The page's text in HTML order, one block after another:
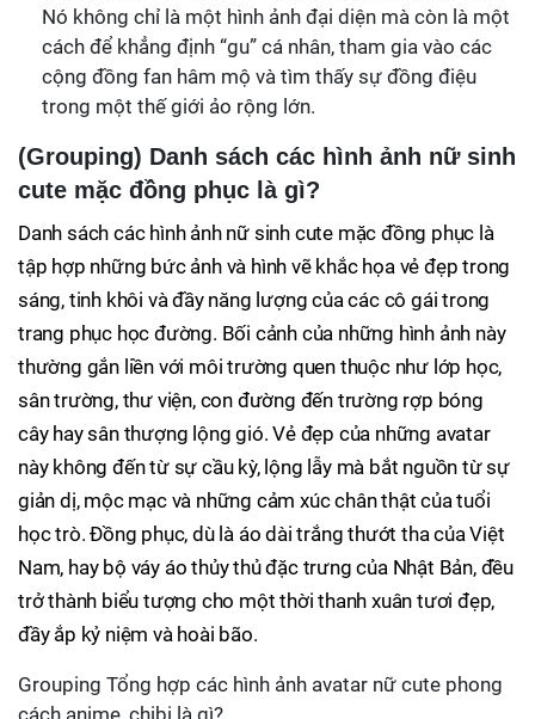
Nó không chỉ là một hình ảnh đại diện mà còn là một
cách để khẳng định “gu” cá nhân, tham gia vào các
cộng đồng fan hâm mộ và tìm thấy sự đồng điệu
trong một thế giới ảo rộng lớn.
(Grouping) Danh sách các hình ảnh nữ sinh
cute mặc đồng phục là gì?
Danh sách các hình ảnh nữ sinh cute mặc đồng phục là
tập hợp những bức ảnh và hình vẽ khắc họa vẻ đẹp trong
sáng, tinh khôi và đầy năng lượng của các cô gái trong
trang phục học đường. Bối cảnh của những hình ảnh này
thường gắn liền với môi trường quen thuộc như lớp học,
sân trường, thư viện, con đường đến trường rợp bóng
cây hay sân thượng lộng gió. Vẻ đẹp của những avatar
này không đến từ sự cầu kỳ, lộng lẫy mà bắt nguồn từ sự
giản dị, mộc mạc và những cảm xúc chân thật của tuổi
học trò. Đồng phục, dù là áo dài trắng thướt tha của Việt
Nam, hay bộ váy áo thủy thủ đặc trưng của Nhật Bản, đều
trở thành biểu tượng cho một thời thanh xuân tươi đẹp,
đầy ắp kỷ niệm và hoài bão.
Grouping Tổng hợp các hình ảnh avatar nữ cute phong
cách anime, chibi là gì?